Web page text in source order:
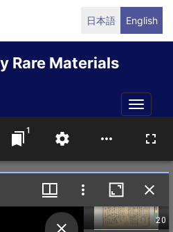
日本語 English
Rare Materials
Toggle